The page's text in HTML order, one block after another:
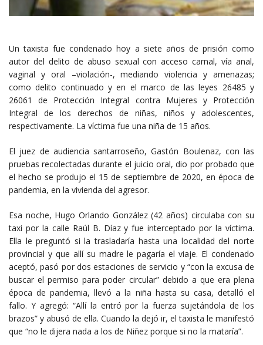
Un taxista fue condenado hoy a siete años de prisión como
autor del delito de abuso sexual con acceso carnal, vía anal,
vaginal y oral –violación-, mediando violencia y amenazas;
como delito continuado y en el marco de las leyes 26485 y
26061 de Protección Integral contra Mujeres y Protección
Integral de los derechos de niñas, niños y adolescentes,
respectivamente. La víctima fue una niña de 15 años.
El juez de audiencia santarroseño, Gastón Boulenaz, con las
pruebas recolectadas durante el juicio oral, dio por probado que
el hecho se produjo el 15 de septiembre de 2020, en época de
pandemia, en la vivienda del agresor.
Esa noche, Hugo Orlando González (42 años) circulaba con su
taxi por la calle Raúl B. Díaz y fue interceptado por la víctima.
Ella le preguntó si la trasladaría hasta una localidad del norte
provincial y que allí su madre le pagaría el viaje. El condenado
aceptó, pasó por dos estaciones de servicio y “con la excusa de
buscar el permiso para poder circular” debido a que era plena
época de pandemia, llevó a la niña hasta su casa, detalló el
fallo. Y agregó: “Allí la entró por la fuerza sujetándola de los
brazos” y abusó de ella. Cuando la dejó ir, el taxista le manifestó
que “no le dijera nada a los de Niñez porque si no la mataría”.